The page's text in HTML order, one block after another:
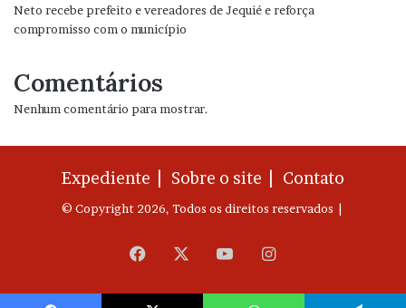
Neto recebe prefeito e vereadores de Jequié e reforça
compromisso com o município
Comentários
Nenhum comentário para mostrar.
Expediente | Sobre o site | Contato
© Copyright 2026, Todos os direitos reservados |
Facebook YouTubeInstagram